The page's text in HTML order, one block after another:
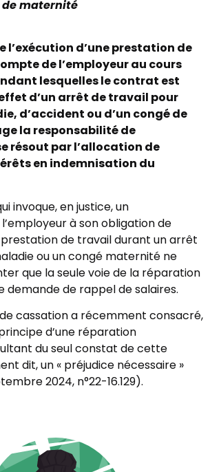
de maternité
l’exécution d’une prestation de
de l’employeur au cours
lesquelles le contrat est
d’un arrêt de travail pour
d’accident ou d’un congé de
la responsabilité de
résout par l’allocation de
en indemnisation du
invoque, en justice, un
à son obligation de
de travail durant un arrêt
ou un congé maternité ne
que la seule voie de la réparation
demande de rappel de salaires.
cassation a récemment consacré,
d’une réparation
du seul constat de cette
dit, un « préjudice nécessaire »
2024, n°22-16.129).